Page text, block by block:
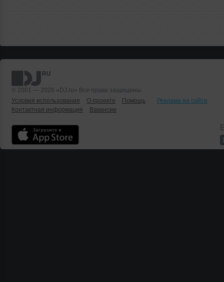
© 2001 — 2026 «DJ.ru» Все права защищены.
Условия использования
О проекте Помощь
Реклама на сайте
Контактная информация
Вакансии